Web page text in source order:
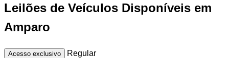
Leilões de Veículos Disponíveis em
Amparo
Acesso exclusivo Regular